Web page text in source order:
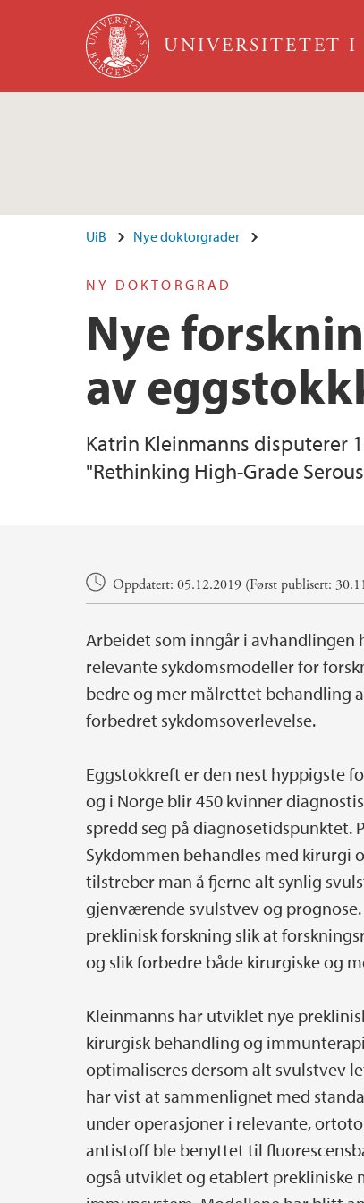
Hopp til hovedinnhold
UNIVERSITETET I
UiB Nye doktorgrader
NY DOKTORGRAD
Nye
av
Katrin Kleinmanns disputerer
"Rethinking High-Grade
HovedinnholdOppdatert: 05.12.2019 (Først publisert:
Arbeidet som inngår i avhandlingen
relevante sykdomsmodeller for
bedre og mer målrettet behandling
forbedret sykdomsoverlevelse.
Eggstokkreft er den nest hyppigste
og i Norge blir 450 kvinner
spredd seg på diagnosetidspunktet.
Sykdommen behandles med kirurgi
tilstreber man å fjerne alt synlig
gjenværende svulstvev og
preklinisk forskning slik at
og slik forbedre både kirurgiske og
Kleinmanns har utviklet nye
kirurgisk behandling og
optimaliseres dersom alt svulstvev
har vist at sammenlignet med
under operasjoner i relevante,
antistoff ble benyttet til
også utviklet og etablert prekliniske